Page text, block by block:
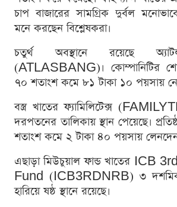
চাপ বাজারের সামগ্রিক দুর্বল
মনে করছেন বিশ্লেষকরা।
চতুর্থ অবস্থানে রয়েছে
(ATLASBANG)। কোম্পানিটির
৭০ শতাংশ কমে ৮১ টাকা ১০ পয়সায়
বস্ত্র খাতের ফ্যামিলিটেক্স
দরপতনের তালিকায় স্থান পেয়েছে।
শতাংশ কমে ২ টাকা ৪০ পয়সায়
এছাড়া মিউচুয়াল ফান্ড খাতের ICB
Fund (ICB3RDNRB) ৩
হারিয়ে ষষ্ঠ স্থানে রয়েছে।